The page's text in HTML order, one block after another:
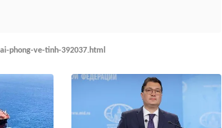
phong-ve-tinh-392037.html